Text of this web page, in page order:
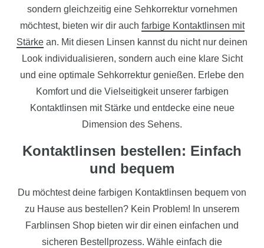
sondern gleichzeitig eine Sehkorrektur vornehmen
möchtest, bieten wir dir auch farbige Kontaktlinsen mit
Stärke an. Mit diesen Linsen kannst du nicht nur deinen
Look individualisieren, sondern auch eine klare Sicht
und eine optimale Sehkorrektur genießen. Erlebe den
Komfort und die Vielseitigkeit unserer farbigen
Kontaktlinsen mit Stärke und entdecke eine neue
Dimension des Sehens.
Kontaktlinsen bestellen: Einfach
und bequem
Du möchtest deine farbigen Kontaktlinsen bequem von
zu Hause aus bestellen? Kein Problem! In unserem
Farblinsen Shop bieten wir dir einen einfachen und
sicheren Bestellprozess. Wähle einfach die